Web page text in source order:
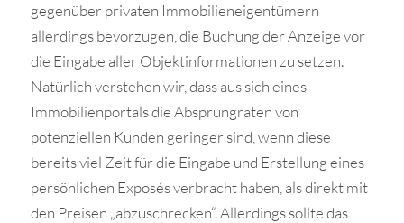
gegenüber privaten Immobilieneigentümern
allerdings bevorzugen, die Buchung der Anzeige vor
die Eingabe aller Objektinformationen zu setzen.
Natürlich verstehen wir, dass aus sich eines
Immobilienportals die Absprungraten von
potenziellen Kunden geringer sind, wenn diese
bereits viel Zeit für die Eingabe und Erstellung eines
persönlichen Exposés verbracht haben, als direkt mit
den Preisen „abzuschrecken“. Allerdings sollte das